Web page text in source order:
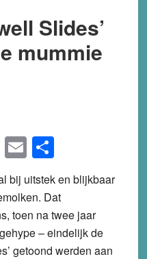
Slides’
mummie
EmailShare
bij uitstek en blijkbaar
Dat
toen na twee jaar
– eindelijk de
getoond werden aan